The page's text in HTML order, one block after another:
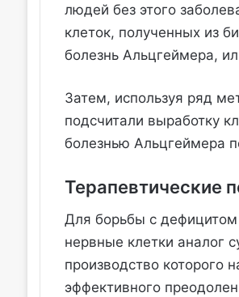
людей без этого
клеток, полученных из
болезнь Альцгеймера,
Затем, используя ряд
подсчитали выработку
болезнью Альцгеймера
Терапевтические
Для борьбы с
нервные клетки аналог
производство которого
эффективного